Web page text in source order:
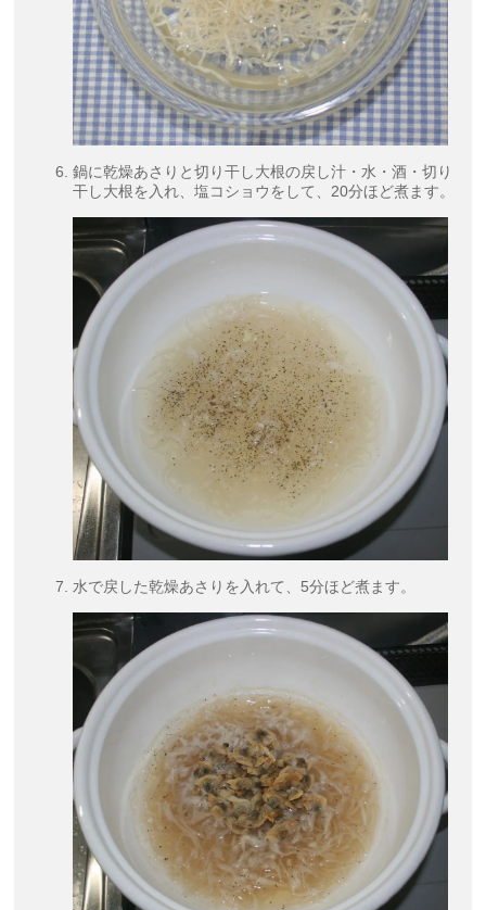
鍋に乾燥あさりと切り干し大根の戻し汁・水・酒・切り
干し大根を入れ、塩コショウをして、20分ほど煮ます。
水で戻した乾燥あさりを入れて、5分ほど煮ます。